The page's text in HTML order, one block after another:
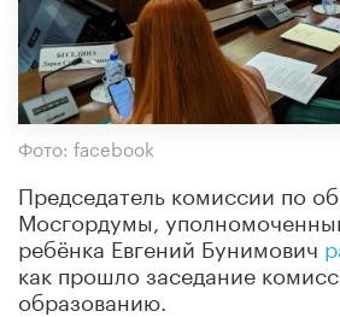
Фото: facebook
Председатель комиссии по
Мосгордумы,
ребёнка Евгений Бунимович
как прошло заседание
образованию.